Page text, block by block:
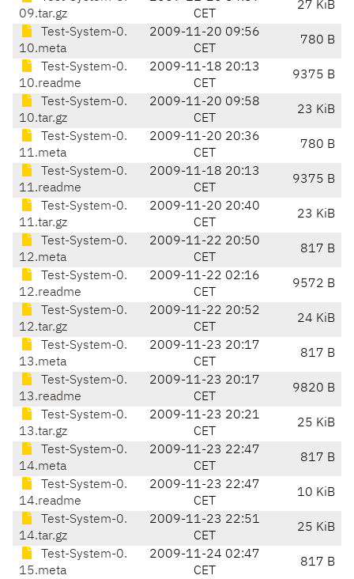
09.tar.gz
CET
27 KiB
Test-System-0.
10.meta
2009-11-20 09:56
CET
780 B
Test-System-0.
10.readme
2009-11-18 20:13
CET
9375 B
Test-System-0.
10.tar.gz
2009-11-20 09:58
CET
23 KiB
Test-System-0.
11.meta
2009-11-20 20:36
CET
780 B
Test-System-0.
11.readme
2009-11-18 20:13
CET
9375 B
Test-System-0.
11.tar.gz
2009-11-20 20:40
CET
23 KiB
Test-System-0.
12.meta
2009-11-22 20:50
CET
817 B
Test-System-0.
12.readme
2009-11-22 02:16
CET
9572 B
Test-System-0.
12.tar.gz
2009-11-22 20:52
CET
24 KiB
Test-System-0.
13.meta
2009-11-23 20:17
CET
817 B
Test-System-0.
13.readme
2009-11-23 20:17
CET
9820 B
Test-System-0.
13.tar.gz
2009-11-23 20:21
CET
25 KiB
Test-System-0.
14.meta
2009-11-23 22:47
CET
817 B
Test-System-0.
14.readme
2009-11-23 22:47
CET
10 KiB
Test-System-0.
14.tar.gz
2009-11-23 22:51
CET
25 KiB
Test-System-0.
15.meta
2009-11-24 02:47
CET
817 B